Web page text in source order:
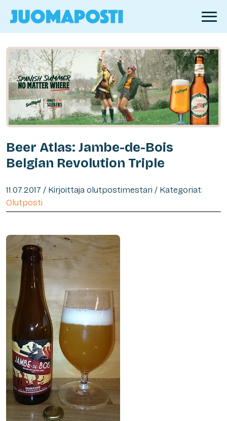
Beer Atlas: Jambe-de-Bois
Belgian Revolution Triple
11.07.2017 / Kirjoittaja olutpostimestari / Kategoriat:
Olutposti